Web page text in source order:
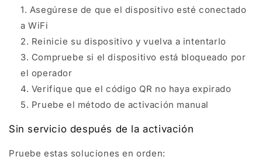
Asegúrese de que el dispositivo esté conectado
a WiFi
Reinicie su dispositivo y vuelva a intentarlo
Compruebe si el dispositivo está bloqueado por
el operador
Verifique que el código QR no haya expirado
Pruebe el método de activación manual
Sin servicio después de la activación
Pruebe estas soluciones en orden: